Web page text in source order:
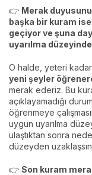
👉 Merak
başka bir kuram ise
geçiyor ve şuna
uyarılma
O halde, yeteri kadar
yeni şeyler
merak ederiz. Bu
açıklayamadığı
öğrenmeye
uygun uyarılma
ulaştıktan sonra
düzeyden
👉 Son kuram